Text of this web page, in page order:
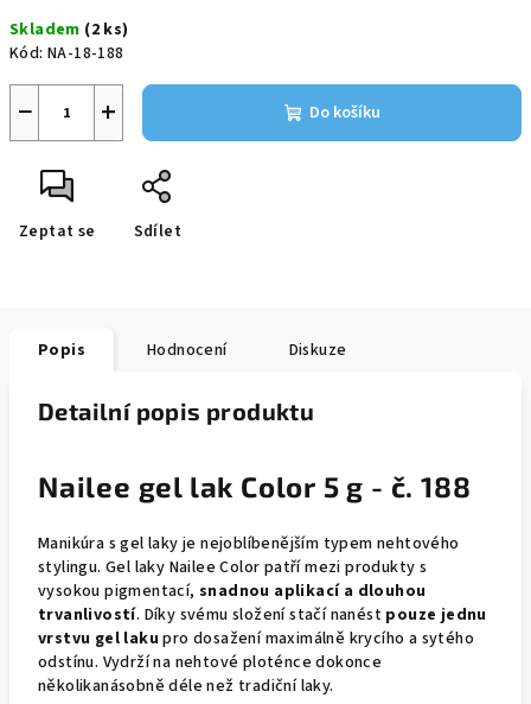
Skladem (2 ks)
Kód: NA-18-188
+
− Do košíku
Zeptat se Sdílet
Popis Hodnocení Diskuze
Detailní popis produktu
Nailee gel lak Color 5 g - č. 188
Manikúra s gel laky je nejoblíbenějším typem nehtového
stylingu. Gel laky Nailee Color patří mezi produkty s
vysokou pigmentací, snadnou aplikací a dlouhou
trvanlivostí. Díky svému složení stačí nanést pouze jednu
vrstvu gel laku pro dosažení maximálně krycího a sytého
odstínu. Vydrží na nehtové ploténce dokonce
několikanásobně déle než tradiční laky.